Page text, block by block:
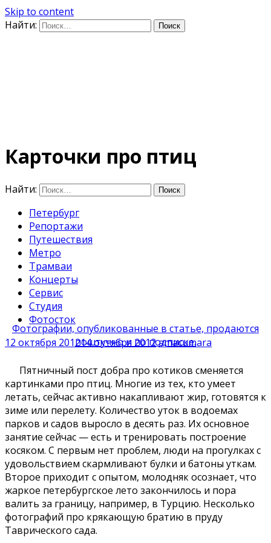
Skip to content
Найти:
Карточки про птиц
Найти:
Петербург
Репортажи
Путешествия
Метро
Трамваи
Концерты
Сервис
Студия
Фотосток
12 октября 201214 октября 2012amacumara
Фотографии, опубликованные в статье, продаются
поштучно и по подписке.
Пятничный пост добра про котиков сменяется
картинками про птиц. Многие из тех, кто умеет
летать, сейчас активно накапливают жир, готовятся к
зиме или перелету. Количество уток в водоемах
парков и садов выросло в десять раз. Их основное
занятие сейчас — есть и тренировать построение
косяком. С первым нет проблем, люди на прогулках с
удовольствием скармливают булки и батоны уткам.
Второе приходит с опытом, молодняк осознает, что
жаркое петербургское лето закончилось и пора
валить за границу, например, в Турцию. Несколько
фотографий про крякающую братию в пруду
Таврического сада.